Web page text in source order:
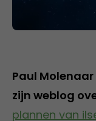
Paul
zijn weblog
plannen van